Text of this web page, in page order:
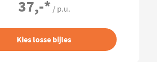
37,-* / p.u.
Kies losse bijles